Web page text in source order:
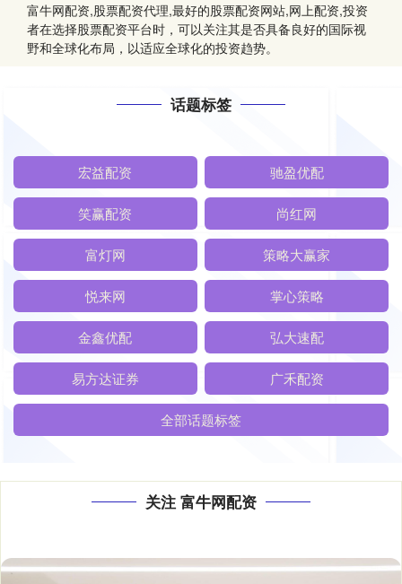
富牛网配资,股票配资代理,最好的股票配资网站,网上配资,投资
者在选择股票配资平台时，可以关注其是否具备良好的国际视
野和全球化布局，以适应全球化的投资趋势。
话题标签
宏益配资 驰盈优配
笑赢配资 尚红网
富灯网 策略大赢家
悦来网 掌心策略
金鑫优配 弘大速配
易方达证券 广禾配资
全部话题标签
关注 富牛网配资